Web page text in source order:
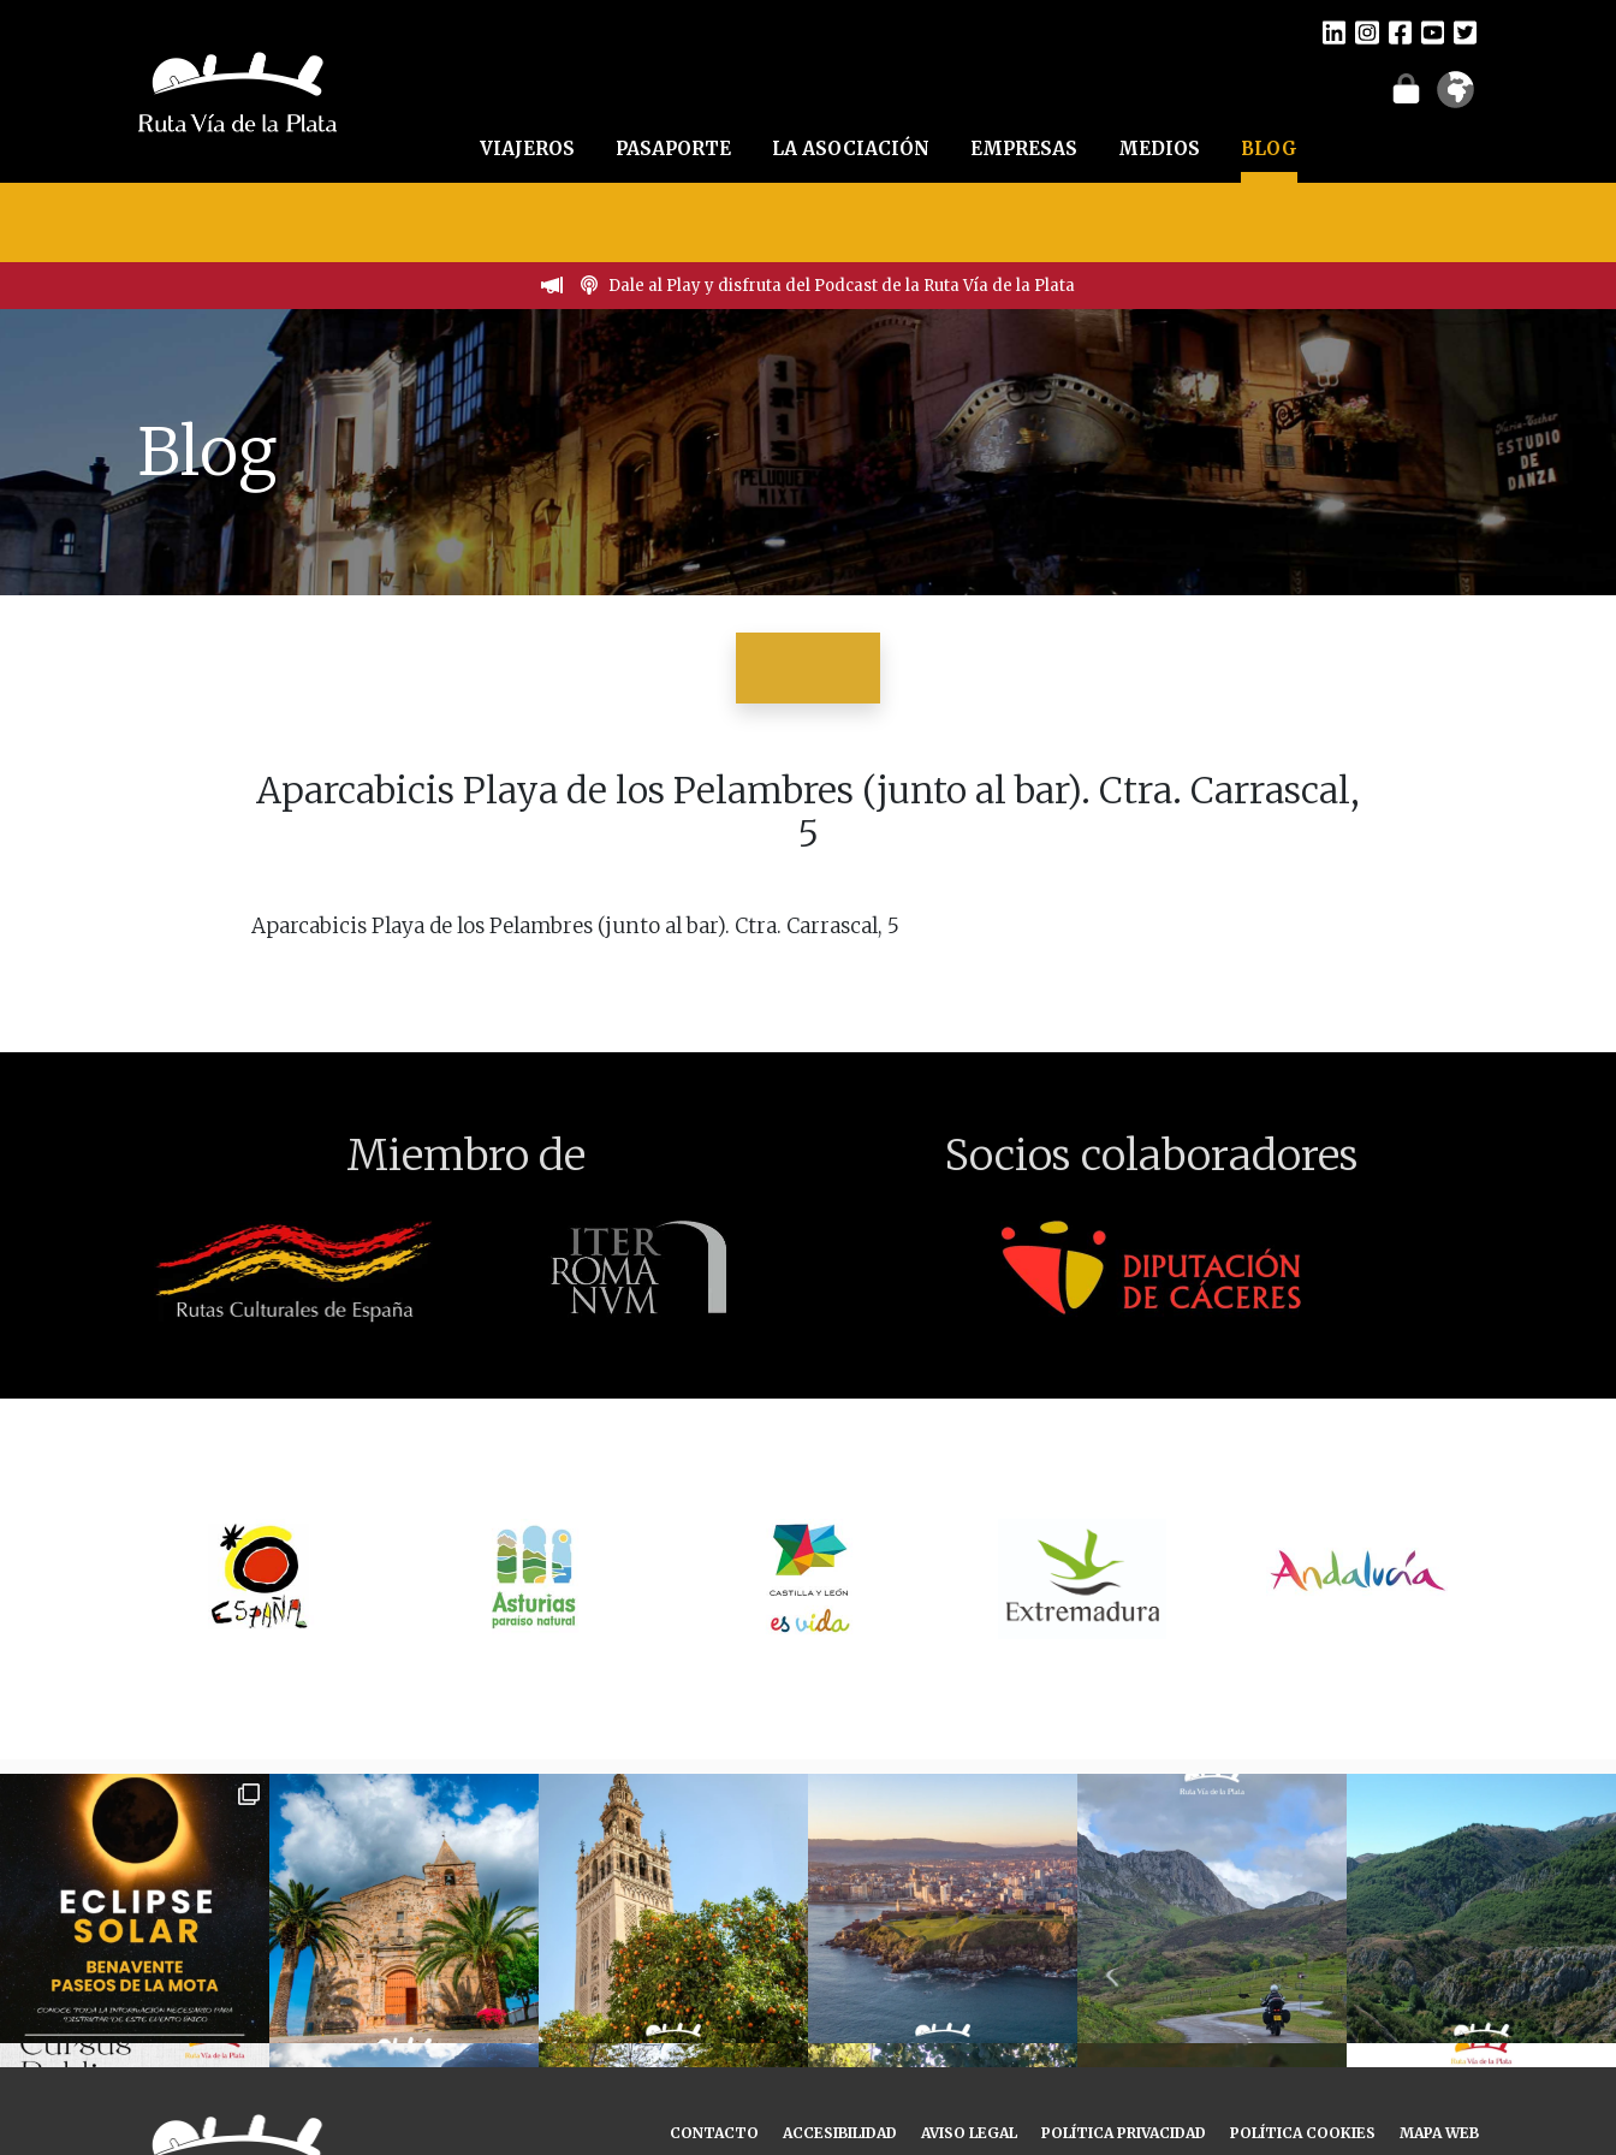
VIAJEROS PASAPORTE LA ASOCIACIÓN EMPRESAS MEDIOS BLOG
Dale al Play y disfruta del Podcast de la Ruta Vía de la Plata
Blog
Aparcabicis Playa de los Pelambres (junto al bar). Ctra. Carrascal,
5
Aparcabicis Playa de los Pelambres (junto al bar). Ctra. Carrascal, 5
Miembro de Socios colaboradores
CONTACTO ACCESIBILIDAD AVISO LEGAL POLÍTICA PRIVACIDAD POLÍTICA COOKIES MAPA WEB